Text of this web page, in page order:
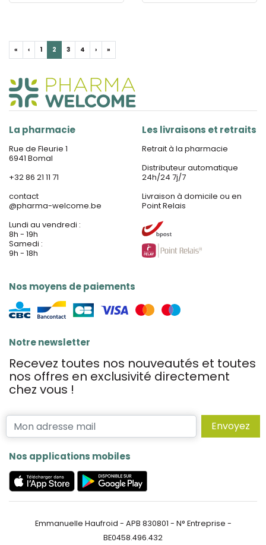
« ‹ 1 2 3 4 › »
La pharmacie
Rue de Fleurie 1
6941 Bomal
+32 86 21 11 71
contact
@pharma-welcome.be
Lundi au vendredi :
8h - 19h
Samedi :
9h - 18h
Nos moyens de paiements
Les livraisons et retraits
Retrait à la pharmacie
Distributeur automatique
24h/24 7j/7
Livraison à domicile ou en
Point Relais
Notre newsletter
Recevez toutes nos nouveautés et toutes
nos offres en exclusivité directement
chez vous !
Envoyez
Nos applications mobiles
Emmanuelle Haufroid - APB 830801 - N° Entreprise -
BE0458.496.432